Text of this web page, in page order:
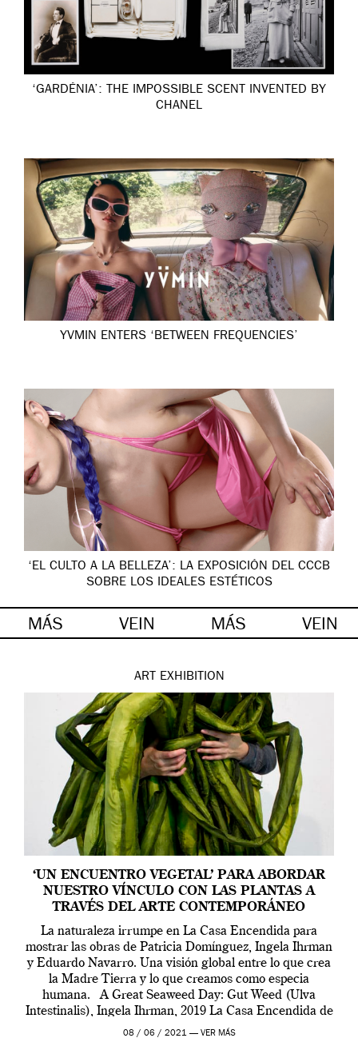
‘GARDÉNIA’: THE IMPOSSIBLE SCENT INVENTED BY
CHANEL
YVMIN ENTERS ‘BETWEEN FREQUENCIES’
‘EL CULTO A LA BELLEZA’: LA EXPOSICIÓN DEL CCCB
SOBRE LOS IDEALES ESTÉTICOS
MÁS VEIN MÁS VEIN
ART EXHIBITION
‘UN ENCUENTRO VEGETAL’ PARA ABORDAR
NUESTRO VÍNCULO CON LAS PLANTAS A
TRAVÉS DEL ARTE CONTEMPORÁNEO
La naturaleza irrumpe en La Casa Encendida para
mostrar las obras de Patricia Domínguez, Ingela Ihrman
y Eduardo Navarro. Una visión global entre lo que crea
la Madre Tierra y lo que creamos como especia
humana. A Great Seaweed Day: Gut Weed (Ulva
Intestinalis), Ingela Ihrman, 2019 La Casa Encendida de
Madrid y la Wellcome […]
08 / 06 / 2021 — VER MÁS